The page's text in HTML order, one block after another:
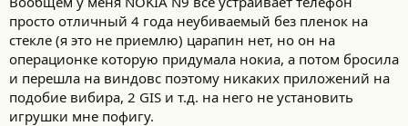
просто отличный 4 года неубиваемый без пленок на
стекле (я это не приемлю) царапин нет, но он на
операционке которую придумала нокиа, а потом бросила
и перешла на виндовс поэтому никаких приложений на
подобие вибира, 2 GIS и т.д. на него не установить
игрушки мне пофигу.